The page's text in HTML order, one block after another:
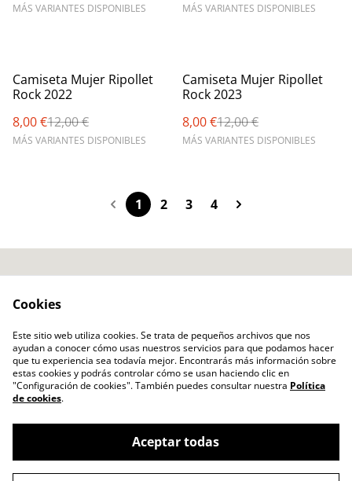
MÁS VARIANTES DISPONIBLES MÁS VARIANTES DISPONIBLES
%
Camiseta Mujer Ripollet
Rock 2022
8,00 €12,00 €
MÁS VARIANTES DISPONIBLES
%
Camiseta Mujer Ripollet
Rock 2023
8,00 €12,00 €
MÁS VARIANTES DISPONIBLES
1 2 3 4
Política Privacidad
Hazte Socio
©2026Ripollet Rock Tienda Online
Cookies
Este sitio web utiliza cookies. Se trata de pequeños archivos que nos
ayudan a conocer cómo usas nuestros servicios para que podamos hacer
que tu experiencia sea todavía mejor. Encontrarás más información sobre
estas cookies y podrás controlar cómo se usan haciendo clic en
"Configuración de cookies". También puedes consultar nuestra Política
de cookies.
Aceptar todas